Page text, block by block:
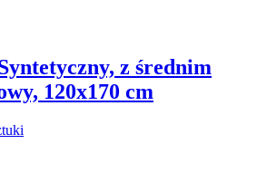
z średnim
120x170 cm